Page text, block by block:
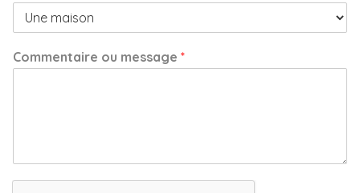
Commentaire ou message *